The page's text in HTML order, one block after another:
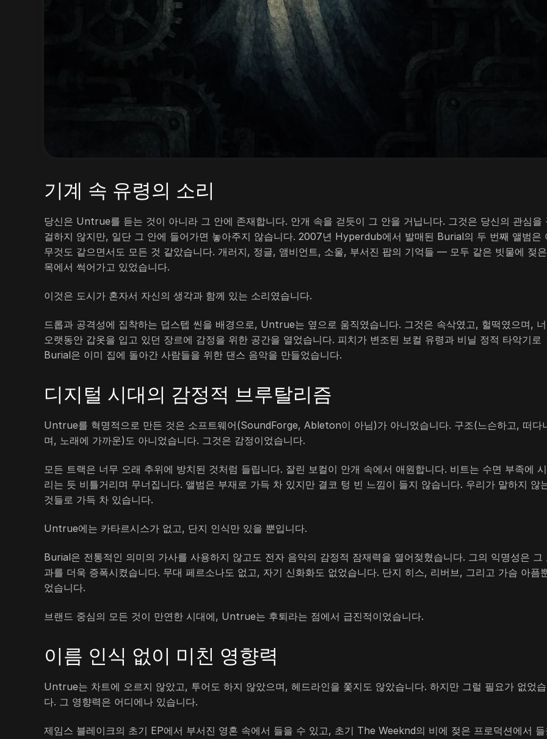
기계 속 유령의 소리
당신은 Untrue를 듣는 것이 아니라 그 안에 존재합니다. 안개 속을 걷듯이 그 안을 거닙니다. 그것은 당신의 관심을
걸하지 않지만, 일단 그 안에 들어가면 놓아주지 않습니다. 2007년 Hyperdub에서 발매된 Burial의 두 번째 앨범은
무것도 같으면서도 모든 것 같았습니다. 개러지, 정글, 앰비언트, 소울, 부서진 팝의 기억들 — 모두 같은 빗물에 젖
목에서 썩어가고 있었습니다.
이것은 도시가 혼자서 자신의 생각과 함께 있는 소리였습니다.
드롭과 공격성에 집착하는 덥스텝 씬을 배경으로, Untrue는 옆으로 움직였습니다. 그것은 속삭였고, 헐떡였으며,
오랫동안 갑옷을 입고 있던 장르에 감정을 위한 공간을 열었습니다. 피치가 변조된 보컬 유령과 비닐 정적 타악기로
Burial은 이미 집에 돌아간 사람들을 위한 댄스 음악을 만들었습니다.
디지털 시대의 감정적 브루탈리즘
Untrue를 혁명적으로 만든 것은 소프트웨어(SoundForge, Ableton이 아님)가 아니었습니다. 구조(느슨하고, 떠다
며, 노래에 가까운)도 아니었습니다. 그것은 감정이었습니다.
모든 트랙은 너무 오래 추위에 방치된 것처럼 들립니다. 잘린 보컬이 안개 속에서 애원합니다. 비트는 수면 부족에
리는 듯 비틀거리며 무너집니다. 앨범은 부재로 가득 차 있지만 결코 텅 빈 느낌이 들지 않습니다. 우리가 말하지 않
것들로 가득 차 있습니다.
Untrue에는 카타르시스가 없고, 단지 인식만 있을 뿐입니다.
Burial은 전통적인 의미의 가사를 사용하지 않고도 전자 음악의 감정적 잠재력을 열어젖혔습니다. 그의 익명성은 그
과를 더욱 증폭시켰습니다. 무대 페르소나도 없고, 자기 신화화도 없었습니다. 단지 히스, 리버브, 그리고 가슴 아픔
었습니다.
브랜드 중심의 모든 것이 만연한 시대에, Untrue는 후퇴라는 점에서 급진적이었습니다.
이름 인식 없이 미친 영향력
Untrue는 차트에 오르지 않았고, 투어도 하지 않았으며, 헤드라인을 쫓지도 않았습니다. 하지만 그럴 필요가 없었
다. 그 영향력은 어디에나 있습니다.
제임스 블레이크의 초기 EP에서 부서진 영혼 속에서 들을 수 있고, 초기 The Weeknd의 비에 젖은 프로덕션에서 들